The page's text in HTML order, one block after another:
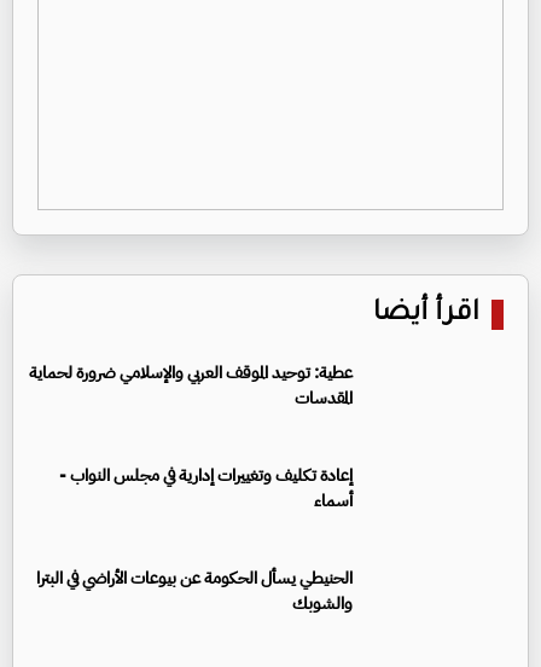
اقرأ أيضا
عطية: توحيد الموقف العربي والإسلامي ضرورة لحماية
المقدسات
إعادة تكليف وتغييرات إدارية في مجلس النواب -
أسماء
الحنيطي يسأل الحكومة عن بيوعات الأراضي في البترا
والشوبك